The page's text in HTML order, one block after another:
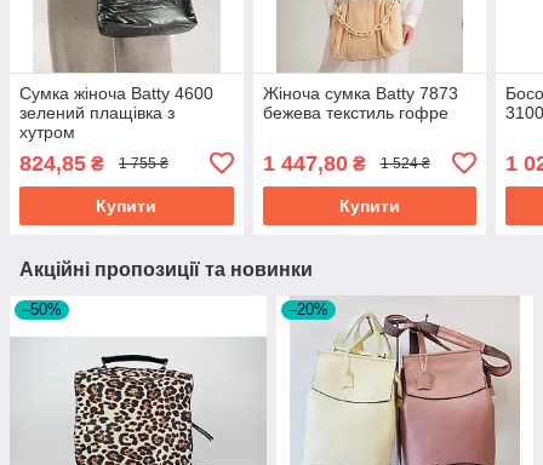
Сумка жіноча Batty 4600
зелений плащівка з
хутром
824,85 ₴ 1 755 ₴
Купити
Жіноча сумка Batty 7873
бежева текстиль гофре
1 447,80₴ 1 524 ₴
Купити
1
Акційні пропозиції та новинки
–50% –20%